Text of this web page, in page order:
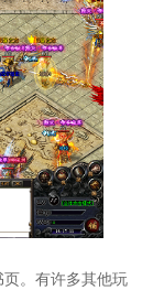
。有许多其他玩